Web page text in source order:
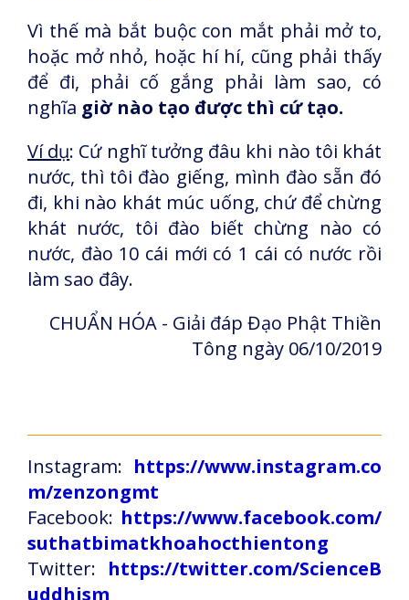
Vì thế mà bắt buộc con mắt phải mở to,
hoặc mở nhỏ, hoặc hí hí, cũng phải thấy
để đi, phải cố gắng phải làm sao, có
nghĩa giờ nào tạo được thì cứ tạo.
Ví dụ: Cứ nghĩ tưởng đâu khi nào tôi khát
nước, thì tôi đào giếng, mình đào sẵn đó
đi, khi nào khát múc uống, chứ để chừng
khát nước, tôi đào biết chừng nào có
nước, đào 10 cái mới có 1 cái có nước rồi
làm sao đây.
CHUẨN HÓA - Giải đáp Đạo Phật Thiền
Tông ngày 06/10/2019
Instagram: https://www.instagram.co
m/zenzongmt
Facebook: https://www.facebook.com/
suthatbimatkhoahocthientong
Twitter: https://twitter.com/ScienceB
uddhism